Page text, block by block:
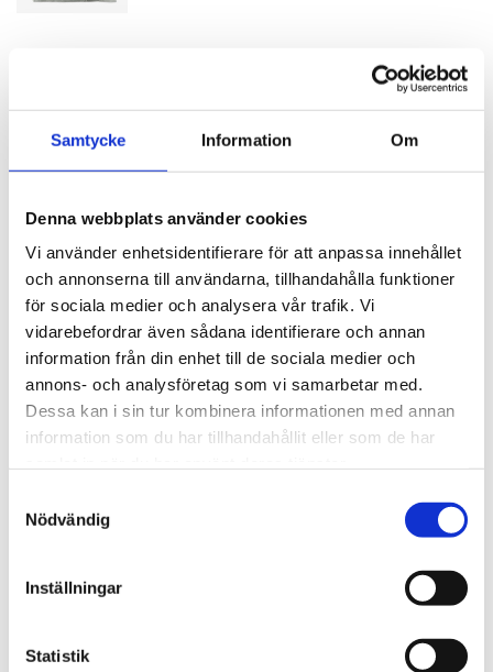
Samtycke Information Om
Denna webbplats använder cookies
Vi använder enhetsidentifierare för att anpassa innehållet
och annonserna till användarna, tillhandahålla funktioner
för sociala medier och analysera vår trafik. Vi
vidarebefordrar även sådana identifierare och annan
information från din enhet till de sociala medier och
annons- och analysföretag som vi samarbetar med.
Dessa kan i sin tur kombinera informationen med annan
information som du har tillhandahållit eller som de har
Nödvändig
Inställningar
Statistik
SPECIFIKATIONER
Artikelnummer
Höjd
83 cm
Sitthöjd
42 cm
Material
Linne
Färg
Blå
Tillverkningsland
Antal sittplatser